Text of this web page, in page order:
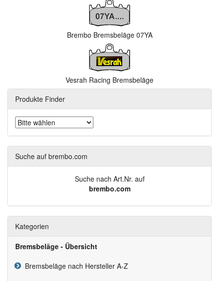
Brembo Bremsbeläge 07YA
Vesrah Racing Bremsbeläge
Produkte Finder
Suche auf brembo.com
Suche nach Art.Nr. auf
brembo.com
Kategorien
Bremsbeläge - Übersicht
Bremsbeläge nach Hersteller A-Z